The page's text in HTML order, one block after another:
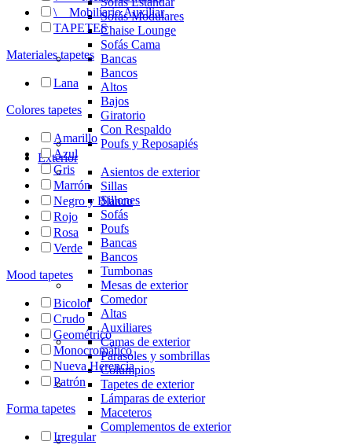
Sofás Modulares
Chaise Lounge
Sofás Cama
Bancas
Bancos
Altos
Bajos
Giratorio
Con Respaldo
Poufs y Reposapiés
Exterior
Asientos de exterior
Sillas
Sillones
Sofás
Poufs
Bancas
Bancos
Tumbonas
Mesas de exterior
Comedor
Altas
Auxiliares
Camas de exterior
Parasoles y sombrillas
Columpios
Tapetes de exterior
Lámparas de exterior
Maceteros
Complementos de exterior
\__ Mobiliario Auxiliar
TAPETES
Materiales tapetes
Lana
Colores tapetes
Amarillo
Azul
Gris
Marrón
Negro y Blanco
Rojo
Rosa
Verde
Mood tapetes
Bicolor
Crudo
Geométrico
Monocromático
Nueva Herencia
Patrón
Forma tapetes
Irregular